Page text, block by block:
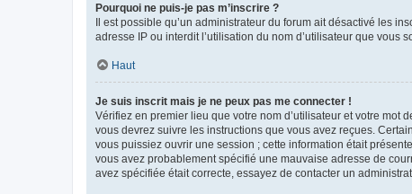
Pourquoi ne puis-je pas m’inscrire ?
Il est possible qu’un administrateur du forum ait désactivé les
adresse IP ou interdit l’utilisation du nom d’utilisateur que vous
Haut
Je suis inscrit mais je ne peux pas me connecter !
Vérifiez en premier lieu que votre nom d’utilisateur et votre mot
vous devrez suivre les instructions que vous avez reçues.
vous puissiez ouvrir une session ; cette information était
vous avez probablement spécifié une mauvaise adresse de
avez spécifiée était correcte, essayez de contacter un